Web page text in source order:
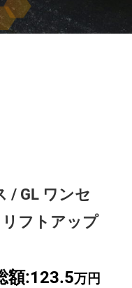
/ GL ワンセ
フトアップ
額:123.5万円